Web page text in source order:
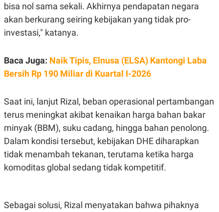
Y.
I
D
L
G
A
N
C
E
T
A
K
K
E
J
M
T
E
N
E
P
A
A
D
V
S
bisa nol sama sekali. Akhirnya pendapatan negara
akan berkurang seiring kebijakan yang tidak pro-
investasi," katanya.
Baca Juga: Naik Tipis, Elnusa (ELSA) Kantongi Laba
Bersih Rp 190 Miliar di Kuartal I-2026
Saat ini, lanjut Rizal, beban operasional pertambangan
terus meningkat akibat kenaikan harga bahan bakar
minyak (BBM), suku cadang, hingga bahan penolong.
Dalam kondisi tersebut, kebijakan DHE diharapkan
tidak menambah tekanan, terutama ketika harga
komoditas global sedang tidak kompetitif.
Sebagai solusi, Rizal menyatakan bahwa pihaknya